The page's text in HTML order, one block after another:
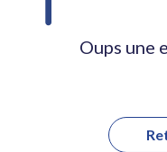
Oups une